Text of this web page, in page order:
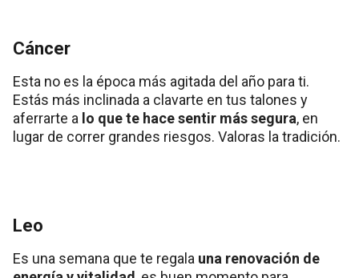
Cáncer
Esta no es la época más agitada del año para ti.
Estás más inclinada a clavarte en tus talones y
aferrarte a lo que te hace sentir más segura, en
lugar de correr grandes riesgos. Valoras la tradición.
Leo
Es una semana que te regala una renovación de